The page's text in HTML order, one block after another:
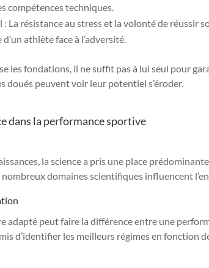
compétences techniques.
La résistance au stress et la volonté de réussir
athlète face à l’adversité.
les fondations, il ne suffit pas à lui seul pour
doués peuvent voir leur potentiel s’éroder.
dans la performance sportive
la science a pris une place
domaines scientifiques influencent
adapté peut faire la différence entre une
d’identifier les meilleurs régimes en fonction